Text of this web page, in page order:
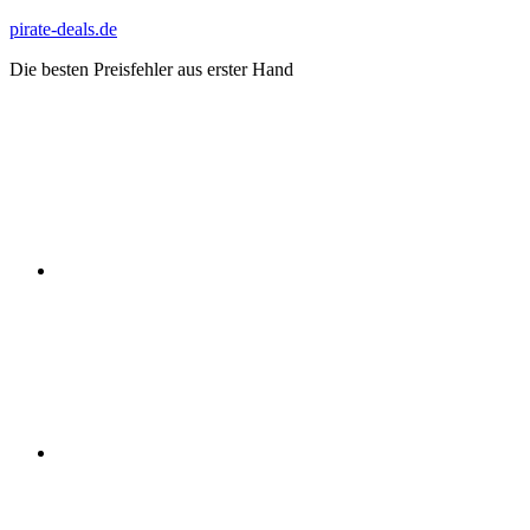
Zum
springen
pirate-deals.de
Die besten Preisfehler aus erster Hand